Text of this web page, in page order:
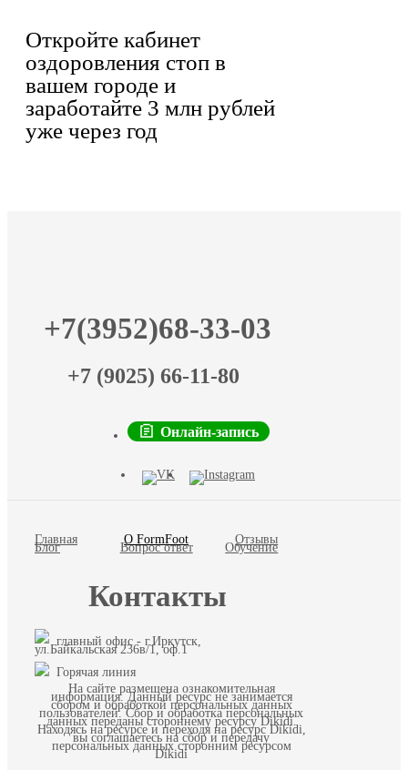
Откройте кабинет
оздоровления стоп в
вашем городе и
заработайте 3 млн рублей
уже через год
+7(3952)68-33-03
+7 (9025) 66-11-80
Онлайн-запись
Главная О FormFoot Отзывы
Блог Вопрос ответ Обучение
Контакты
главный офис - г.Иркутск,
ул.Байкальская 236в/1, оф.1
Горячая линия
На сайте размещена ознакомительная
информация. Данный ресурс не занимается
сбором и обработкой персональных данных
пользователей. Сбор и обработка персональных
данных переданы стороннему ресурсу Dikidi.
Находясь на ресурсе и переходя на ресурс Dikidi,
вы соглашаетесь на сбор и передачу
персональных данных сторонним ресурсом
Dikidi